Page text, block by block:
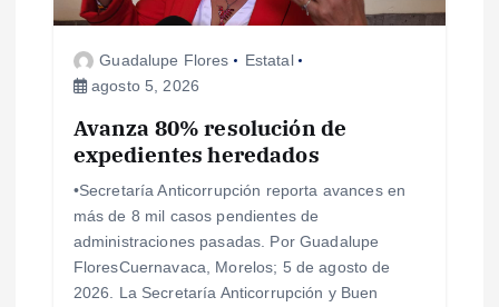
Guadalupe Flores
Estatal
agosto 5, 2026
Avanza 80% resolución de
expedientes heredados
•Secretaría Anticorrupción reporta avances en
más de 8 mil casos pendientes de
administraciones pasadas. Por Guadalupe
FloresCuernavaca, Morelos; 5 de agosto de
2026. La Secretaría Anticorrupción y Buen